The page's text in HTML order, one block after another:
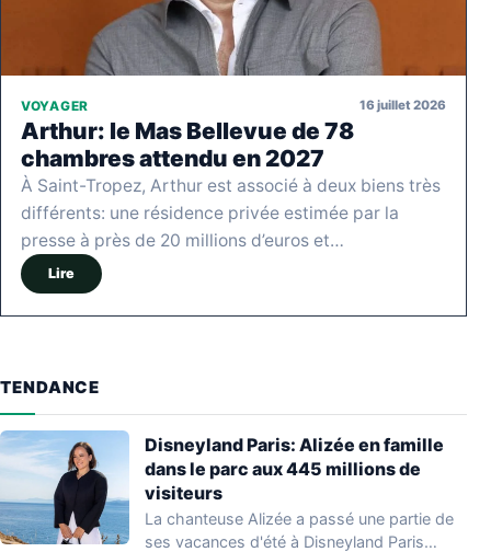
VOYAGER 16 juillet 2026
Arthur: le Mas Bellevue de 78
chambres attendu en 2027
À Saint-Tropez, Arthur est associé à deux biens très
différents: une résidence privée estimée par la
presse à près de 20 millions d’euros et…
Lire
TENDANCE
Disneyland Paris: Alizée en famille
dans le parc aux 445 millions de
visiteurs
La chanteuse Alizée a passé une partie de
ses vacances d'été à Disneyland Paris…